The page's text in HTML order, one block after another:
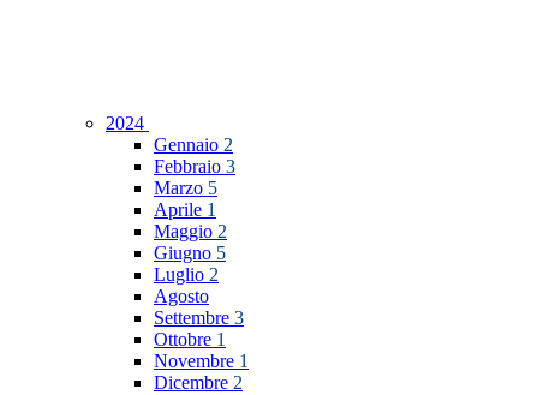
2024
Gennaio 2
Febbraio 3
Marzo 5
Aprile 1
Maggio 2
Giugno 5
Luglio 2
Agosto
Settembre 3
Ottobre 1
Novembre 1
Dicembre 2